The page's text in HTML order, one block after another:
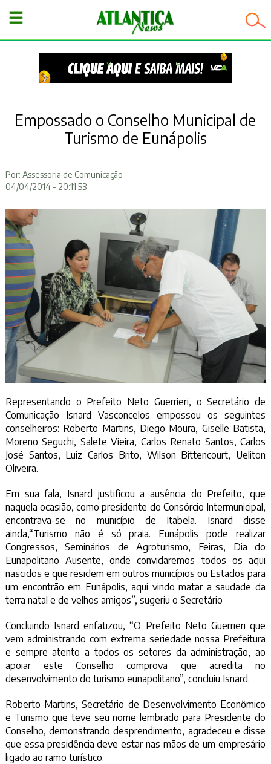
−
Empossado o Conselho Municipal de
Turismo de Eunápolis
Por: Assessoria de Comunicação
04/04/2014 - 20:11:53
Representando o Prefeito Neto Guerrieri, o Secretário de
Comunicação Isnard Vasconcelos empossou os seguintes
conselheiros: Roberto Martins, Diego Moura, Giselle Batista,
Moreno Seguchi, Salete Vieira, Carlos Renato Santos, Carlos
José Santos, Luiz Carlos Brito, Wilson Bittencourt, Ueliton
Oliveira.
Em sua fala, Isnard justificou a ausência do Prefeito, que
naquela ocasião, como presidente do Consórcio Intermunicipal,
encontrava-se no município de Itabela. Isnard disse
ainda,“Turismo não é só praia. Eunápolis pode realizar
Congressos, Seminários de Agroturismo, Feiras, Dia do
Eunapolitano Ausente, onde convidaremos todos os aqui
nascidos e que residem em outros municípios ou Estados para
um encontrão em Eunápolis, aqui vindo matar a saudade da
terra natal e de velhos amigos”, sugeriu o Secretário
Concluindo Isnard enfatizou, “O Prefeito Neto Guerrieri que
vem administrando com extrema seriedade nossa Prefeitura
e sempre atento a todos os setores da administração, ao
apoiar este Conselho comprova que acredita no
desenvolvimento do turismo eunapolitano”, concluiu Isnard.
Roberto Martins, Secretário de Desenvolvimento Econômico
e Turismo que teve seu nome lembrado para Presidente do
Conselho, demonstrando desprendimento, agradeceu e disse
que essa presidência deve estar nas mãos de um empresário
ligado ao ramo turístico.